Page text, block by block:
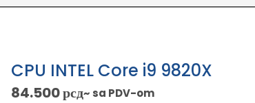
CPU INTEL Core i9 9820X
84.500рсд~ sa PDV-om